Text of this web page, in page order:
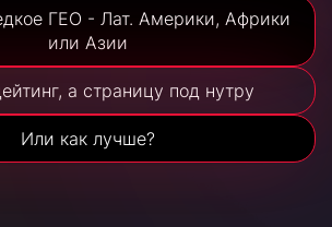
ГЕО - Лат. Америки, Африки
или Азии
а страницу под нутру
Или как лучше?